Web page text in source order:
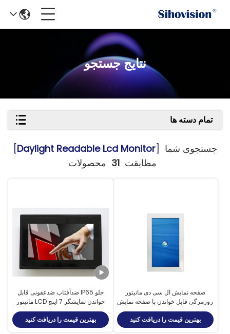
نتایج جستجو
تمام دسته ها
جستجوی شما [
Daylight Readable Lcd Monitor
]
مطابقت 31 محصولات
صفحه نمایش ال سی دی مانیتور
روزمرگی قابل خواندن با صفحه نمایش
LCD بیرونی با زاویه دید کامل
بهترین قیمت را دریافت کنید
جلو IP65 ضدآفتاب ضدعفونی قابل
خواندن نمایشگر 7 اینچ LCD مانیتور
RS232 رابط USB لمسی
بهترین قیمت را دریافت کنید